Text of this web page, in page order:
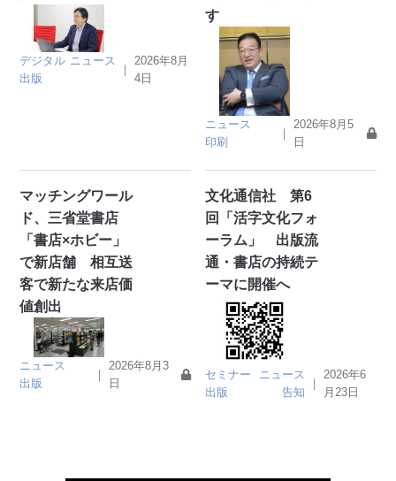
デジタル ニュース
出版
｜
2026年8月
4日
す
ニュース
印刷
｜
2026年8月5
日
マッチングワール
ド、三省堂書店
「書店×ホビー」
で新店舗 相互送
客で新たな来店価
値創出
ニュース
出版
｜
2026年8月3
日
文化通信社 第6
回「活字文化フォ
ーラム」 出版流
通・書店の持続テ
ーマに開催へ
セミナー
ニュース
出版
告知
｜
2026年6
月23日